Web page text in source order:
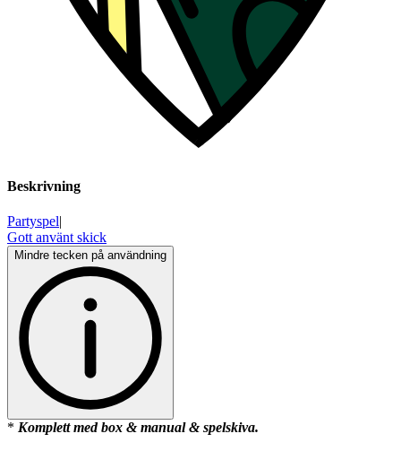
Beskrivning
Partyspel|
Gott använt skick
Mindre tecken på användning
* Komplett med box & manual & spelskiva.